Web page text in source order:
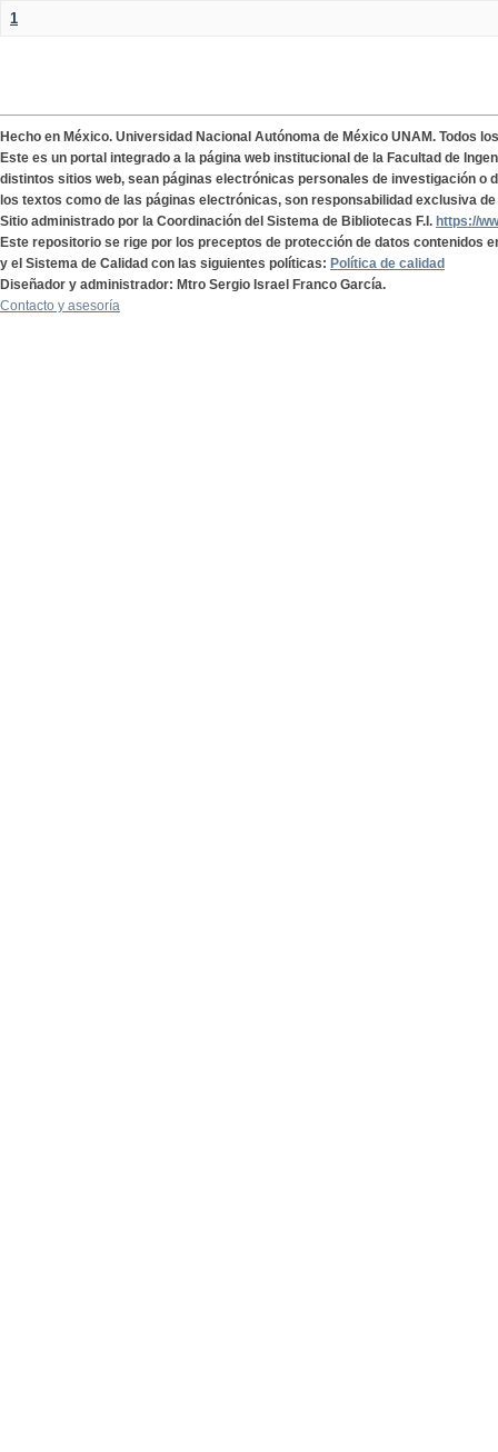
1
Hecho en México. Universidad Nacional Autónoma de México UNAM. Todos
Este es un portal integrado a la página web institucional de la Facultad de
distintos sitios web, sean páginas electrónicas personales de investigación o
los textos como de las páginas electrónicas, son responsabilidad exclusiva
Sitio administrado por la Coordinación del Sistema de Bibliotecas F.I. https://
Este repositorio se rige por los preceptos de protección de datos contenidos
y el Sistema de Calidad con las siguientes políticas: Política de calidad
Diseñador y administrador: Mtro Sergio Israel Franco García.
Contacto y asesoría